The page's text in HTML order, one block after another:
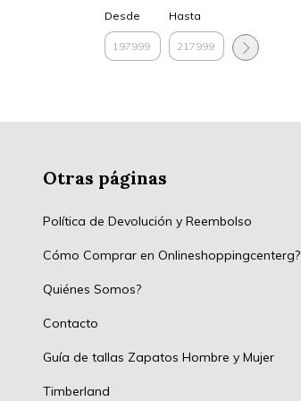
Desde Hasta
Otras páginas
Política de Devolución y Reembolso
Cómo Comprar en Onlineshoppingcenterg?
Quiénes Somos?
Contacto
Guía de tallas Zapatos Hombre y Mujer
Timberland